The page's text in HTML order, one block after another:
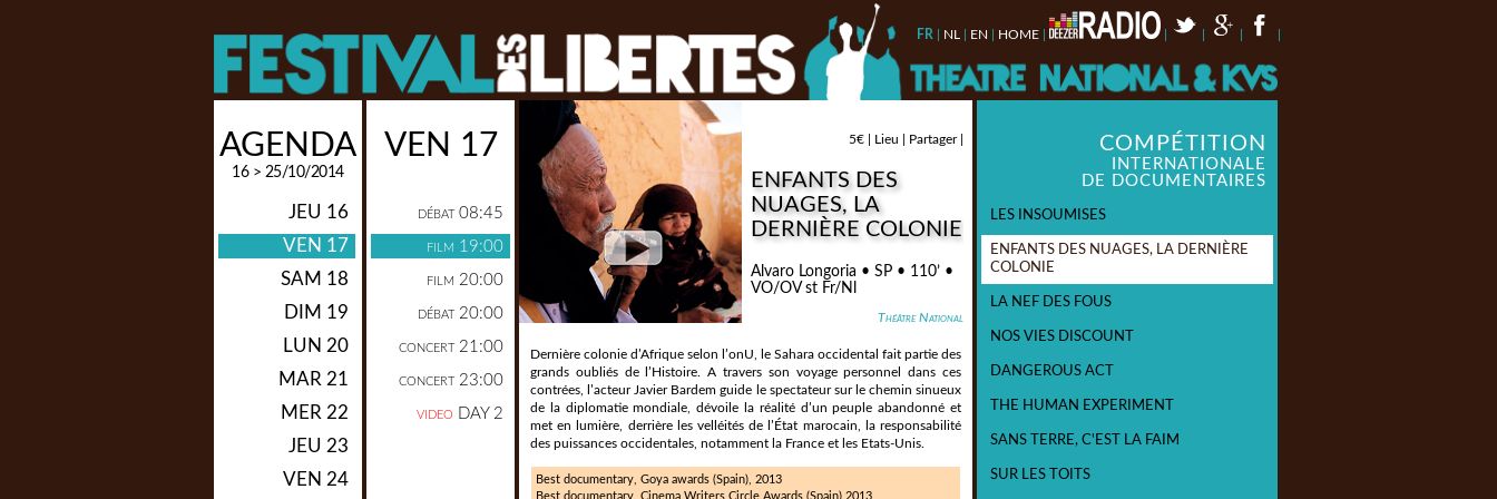
FR NL EN HOME
AGENDA
16 > 25/10/2014
JEU 16
VEN 17
SAM 18
DIM 19
LUN 20
MAR 21
MER 22
JEU 23
VEN 24
VEN 17
DÉBAT 08:45
FILM 19:00
FILM 20:00
DÉBAT 20:00
CONCERT 21:00
CONCERT 23:00
VIDEO DAY 2
5€ | Lieu | Partager |
ENFANTS DES
NUAGES, LA
DERNIÈRE COLONIE
Alvaro Longoria • SP • 110’ •
VO/OV st Fr/Nl
Théâtre National
Dernière colonie d’Afrique selon l’onU, le Sahara occidental fait partie des
grands oubliés de l’Histoire. A travers son voyage personnel dans ces
contrées, l’acteur Javier Bardem guide le spectateur sur le chemin sinueux
de la diplomatie mondiale, dévoile la réalité d’un peuple abandonné et
met en lumière, derrière les velléités de l’État marocain, la responsabilité
des puissances occidentales, notamment la France et les Etats-Unis.
Best documentary, Goya awards (Spain), 2013
Best documentary, Cinema Writers Circle Awards (Spain) 2013
COMPÉTITION
INTERNATIONALE
DE DOCUMENTAIRES
LES INSOUMISES
ENFANTS DES NUAGES, LA DERNIÈRE
COLONIE
LA NEF DES FOUS
NOS VIES DISCOUNT
DANGEROUS ACT
THE HUMAN EXPERIMENT
SANS TERRE, C'EST LA FAIM
SUR LES TOITS